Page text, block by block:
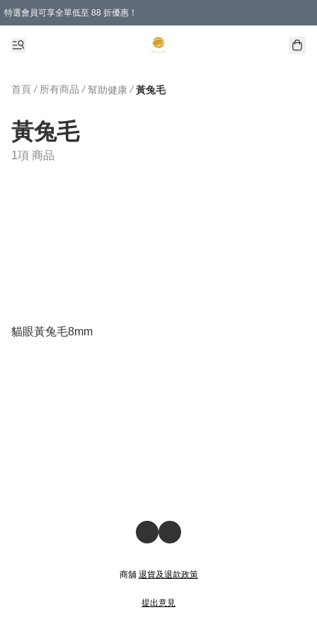
特選會員可享全單低至 88 折優惠！
首頁 / 所有商品 / 幫助健康 / 黃兔毛
黃兔毛
1項 商品
貓眼黃兔毛8mm
商舖 退貨及退款政策
提出意見